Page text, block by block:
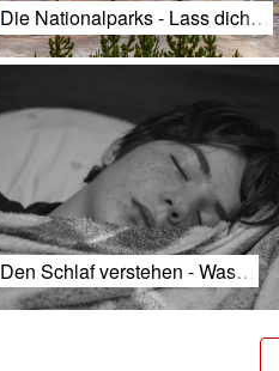
Die Nationalparks - Lass dich…
Den Schlaf verstehen - Was…